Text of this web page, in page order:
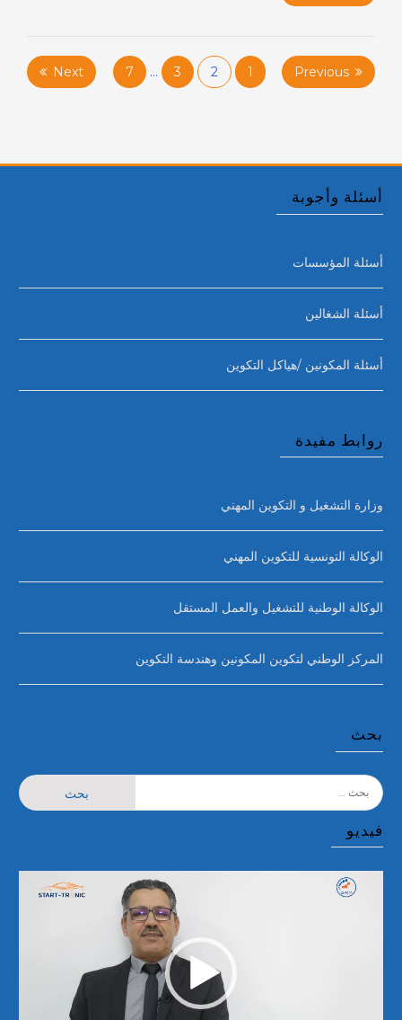
Posts
Previous
1
2
3
…
7
Next
أسئلة وأجوبة
أسئلة المؤسسات
أسئلة الشغالين
أسئلة المكونين /هياكل التكوين
روابط مفيدة
وزارة التشغيل و التكوين المهني
الوكالة التونسية للتكوين المهني
الوكالة الوطنية للتشغيل والعمل المستقل
المركز الوطني لتكوين المكونين وهندسة التكوين
بحث
البحث
عن:
فيديو
مشغل